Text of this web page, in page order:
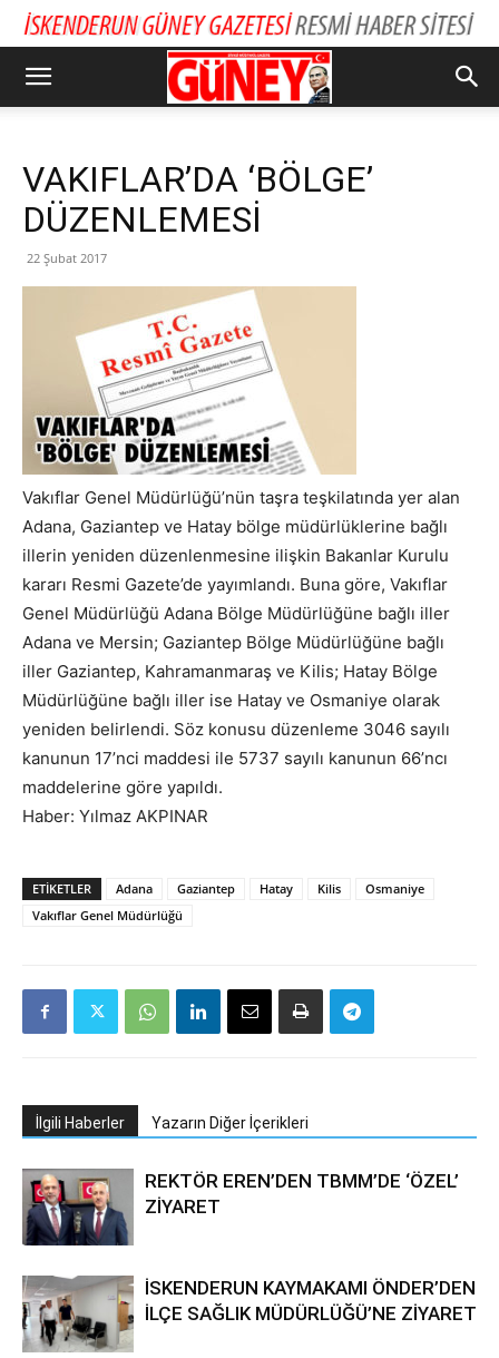
VAKIFLAR’DA ‘BÖLGE’
DÜZENLEMESİ
22 Şubat 2017
Vakıflar Genel Müdürlüğü’nün taşra teşkilatında yer alan
Adana, Gaziantep ve Hatay bölge müdürlüklerine bağlı
illerin yeniden düzenlenmesine ilişkin Bakanlar Kurulu
kararı Resmi Gazete’de yayımlandı. Buna göre, Vakıflar
Genel Müdürlüğü Adana Bölge Müdürlüğüne bağlı iller
Adana ve Mersin; Gaziantep Bölge Müdürlüğüne bağlı
iller Gaziantep, Kahramanmaraş ve Kilis; Hatay Bölge
Müdürlüğüne bağlı iller ise Hatay ve Osmaniye olarak
yeniden belirlendi. Söz konusu düzenleme 3046 sayılı
kanunun 17’nci maddesi ile 5737 sayılı kanunun 66’ncı
maddelerine göre yapıldı.
Haber: Yılmaz AKPINAR
ETIKETLER Adana Gaziantep Hatay Kilis
Osmaniye
Vakıflar Genel Müdürlüğü
İlgili Haberler Yazarın Diğer İçerikleri
REKTÖR EREN’DEN TBMM’DE ‘ÖZEL’
ZİYARET
İSKENDERUN KAYMAKAMI ÖNDER’DEN
İLÇE SAĞLIK MÜDÜRLÜĞÜ’NE ZİYARET